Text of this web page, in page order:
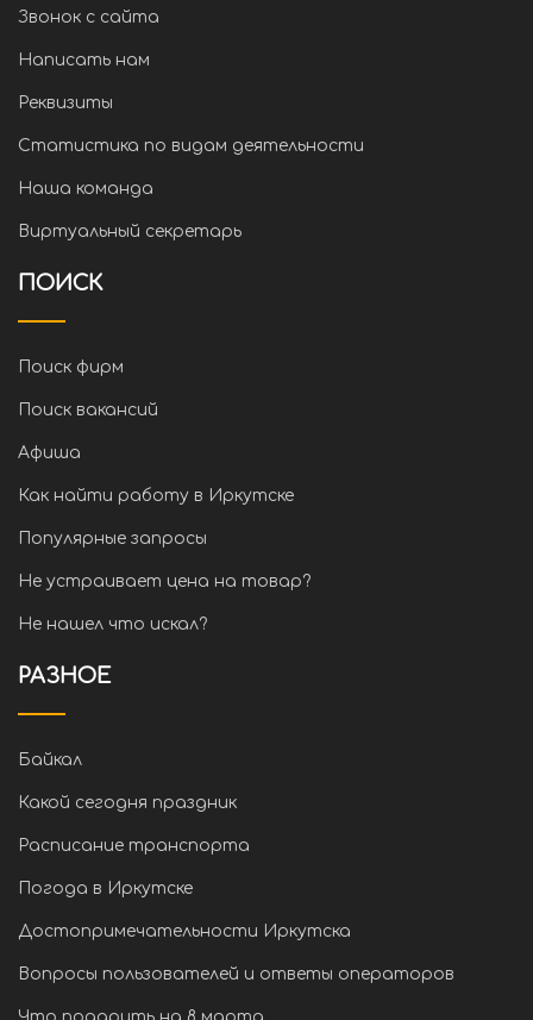
Звонок с сайта
Написать нам
Реквизиты
Статистика по видам деятельности
Наша команда
Виртуальный секретарь
ПОИСК
Поиск фирм
Поиск вакансий
Афиша
Как найти работу в Иркутске
Популярные запросы
Не устраивает цена на товар?
Не нашел что искал?
РАЗНОЕ
Байкал
Какой сегодня праздник
Расписание транспорта
Погода в Иркутске
Достопримечательности Иркутска
Вопросы пользователей и ответы операторов